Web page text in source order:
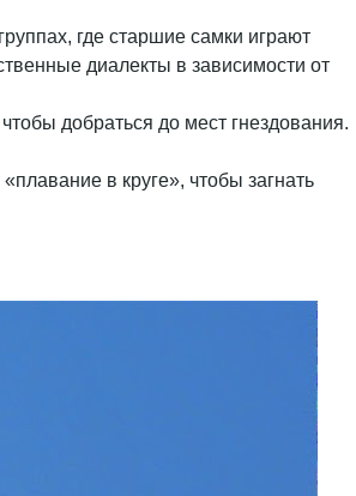
где старшие самки играют
диалекты в зависимости от
добраться до мест гнездования.
в круге», чтобы загнать